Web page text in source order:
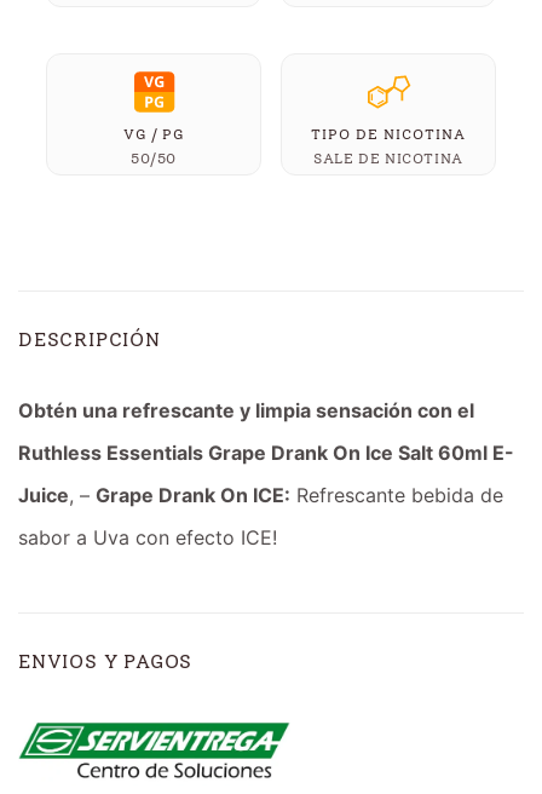
VG / PG
50/50
TIPO DE NICOTINA
SALE DE NICOTINA
DESCRIPCIÓN
Obtén una refrescante y limpia sensación con el
Ruthless Essentials Grape Drank On Ice Salt 60ml E-
Juice, – Grape Drank On ICE: Refrescante bebida de
sabor a Uva con efecto ICE!
ENVIOS Y PAGOS